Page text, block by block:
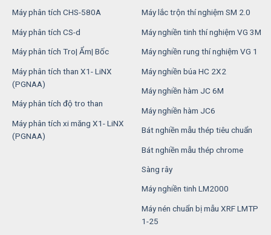
Máy phân tích CHS-580A
Máy phân tích CS-d
Máy phân tích Tro| Ẩm| Bốc
Máy phân tích than X1- LiNX
(PGNAA)
Máy phân tích độ tro than
Máy phân tích xi măng X1- LiNX
(PGNAA)
Máy lắc trộn thí nghiệm SM 2.0
Máy nghiền tinh thí nghiệm VG 3M
Máy nghiền rung thí nghiệm VG 1
Máy nghiền búa HC 2X2
Máy nghiền hàm JC 6M
Máy nghiền hàm JC6
Bát nghiền mẫu thép tiêu chuẩn
Bát nghiền mẫu thép chrome
Sàng rây
Máy nghiền tinh LM2000
Máy nén chuẩn bị mẫu XRF LMTP
1-25